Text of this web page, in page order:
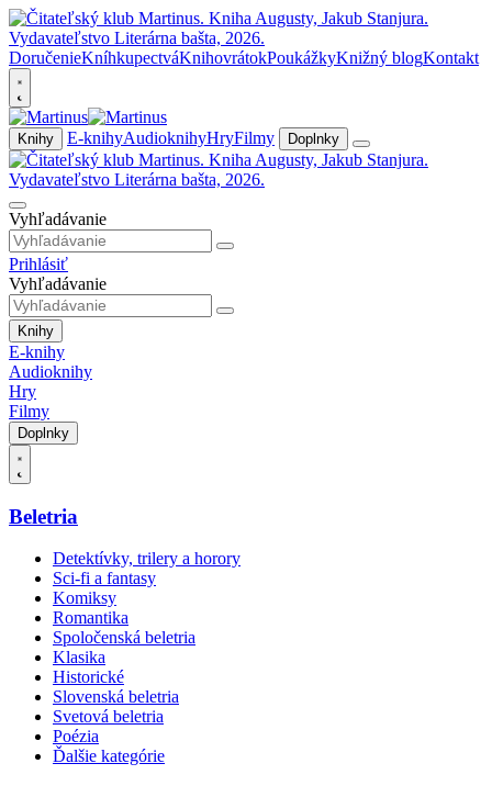
DoručenieKníhkupectváKnihovrátokPoukážkyKnižný blogKontakt
Knihy E-knihyAudioknihyHryFilmy Doplnky
Vyhľadávanie
Prihlásiť
Vyhľadávanie
Knihy
E-knihy
Audioknihy
Hry
Filmy
Doplnky
Beletria
Detektívky, trilery a horory
Sci-fi a fantasy
Komiksy
Romantika
Spoločenská beletria
Klasika
Historické
Slovenská beletria
Svetová beletria
Poézia
Ďalšie kategórie